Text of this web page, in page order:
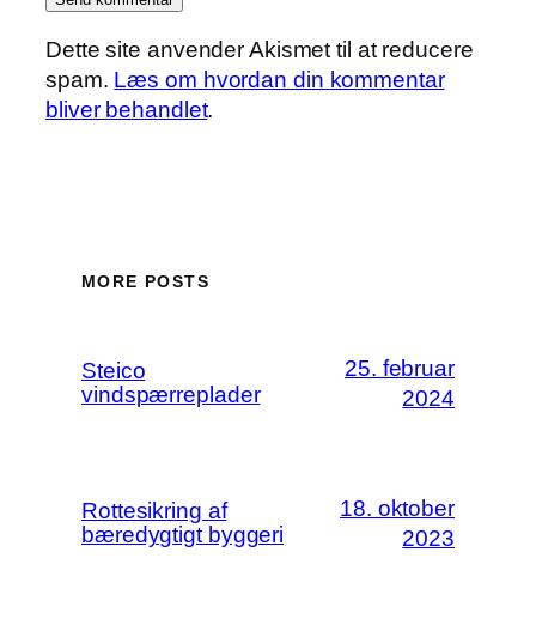
Dette site anvender Akismet til at reducere
spam. Læs om hvordan din kommentar
bliver behandlet.
MORE POSTS
Steico
vindspærreplader
25. februar
2024
Rottesikring af
bæredygtigt byggeri
18. oktober
2023